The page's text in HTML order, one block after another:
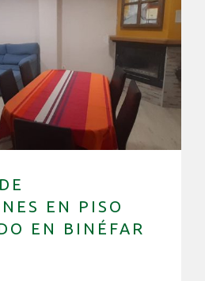
EN PISO
EN BINÉFAR